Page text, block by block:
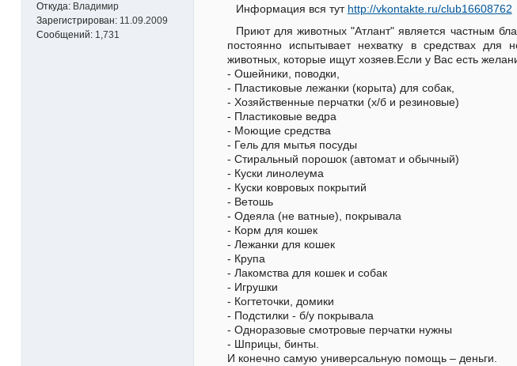
Откуда: Владимир
Зарегистрирован: 11.09.2009
Сообщений: 1,731
Информация вся тут http://vkontakte.ru/club16608762
Приют для животных "Атлант" является частным
постоянно испытывает нехватку в средствах
животных, которые ищут хозяев.Если у Вас есть
- Ошейники, поводки,
- Пластиковые лежанки (корыта) для собак,
- Хозяйственные перчатки (х/б и резиновые)
- Пластиковые ведра
- Моющие средства
- Гель для мытья посуды
- Стиральный порошок (автомат и обычный)
- Куски линолеума
- Куски ковровых покрытий
- Ветошь
- Одеяла (не ватные), покрывала
- Корм для кошек
- Лежанки для кошек
- Крупа
- Лакомства для кошек и собак
- Игрушки
- Когтеточки, домики
- Подстилки - б/у покрывала
- Одноразовые смотровые перчатки нужны
- Шприцы, бинты.
И конечно самую универсальную помощь – деньги.